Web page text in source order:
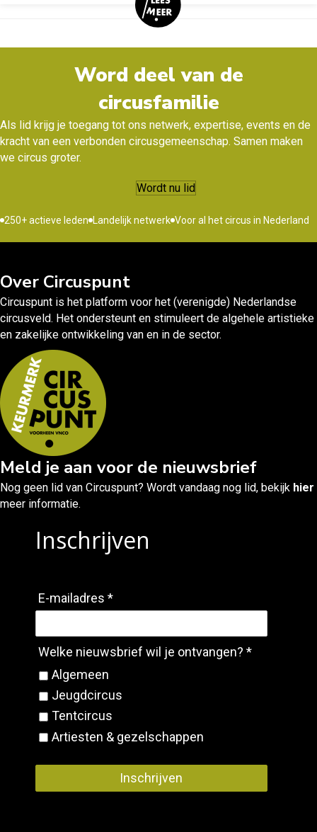
Word deel van de
circusfamilie
Als lid krijg je toegang tot ons netwerk, expertise, events en de
kracht van een verbonden circusgemeenschap. Samen maken
we circus groter.
Wordt nu lid
250+ actieve leden Landelijk netwerk Voor al het circus in Nederland
Over Circuspunt
Circuspunt is het platform voor het (verenigde) Nederlandse
circusveld. Het ondersteunt en stimuleert de algehele artistieke
en zakelijke ontwikkeling van en in de sector.
Meld je aan voor de nieuwsbrief
Nog geen lid van Circuspunt? Wordt vandaag nog lid, bekijk hier
meer informatie.
Inschrijven
E-mailadres *
Welke nieuwsbrief wil je ontvangen? *
Algemeen
Jeugdcircus
Tentcircus
Artiesten & gezelschappen
Inschrijven